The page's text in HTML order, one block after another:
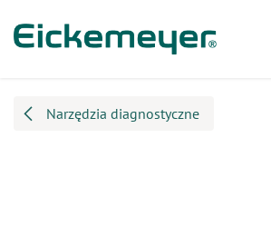
Narzędzia diagnostyczne